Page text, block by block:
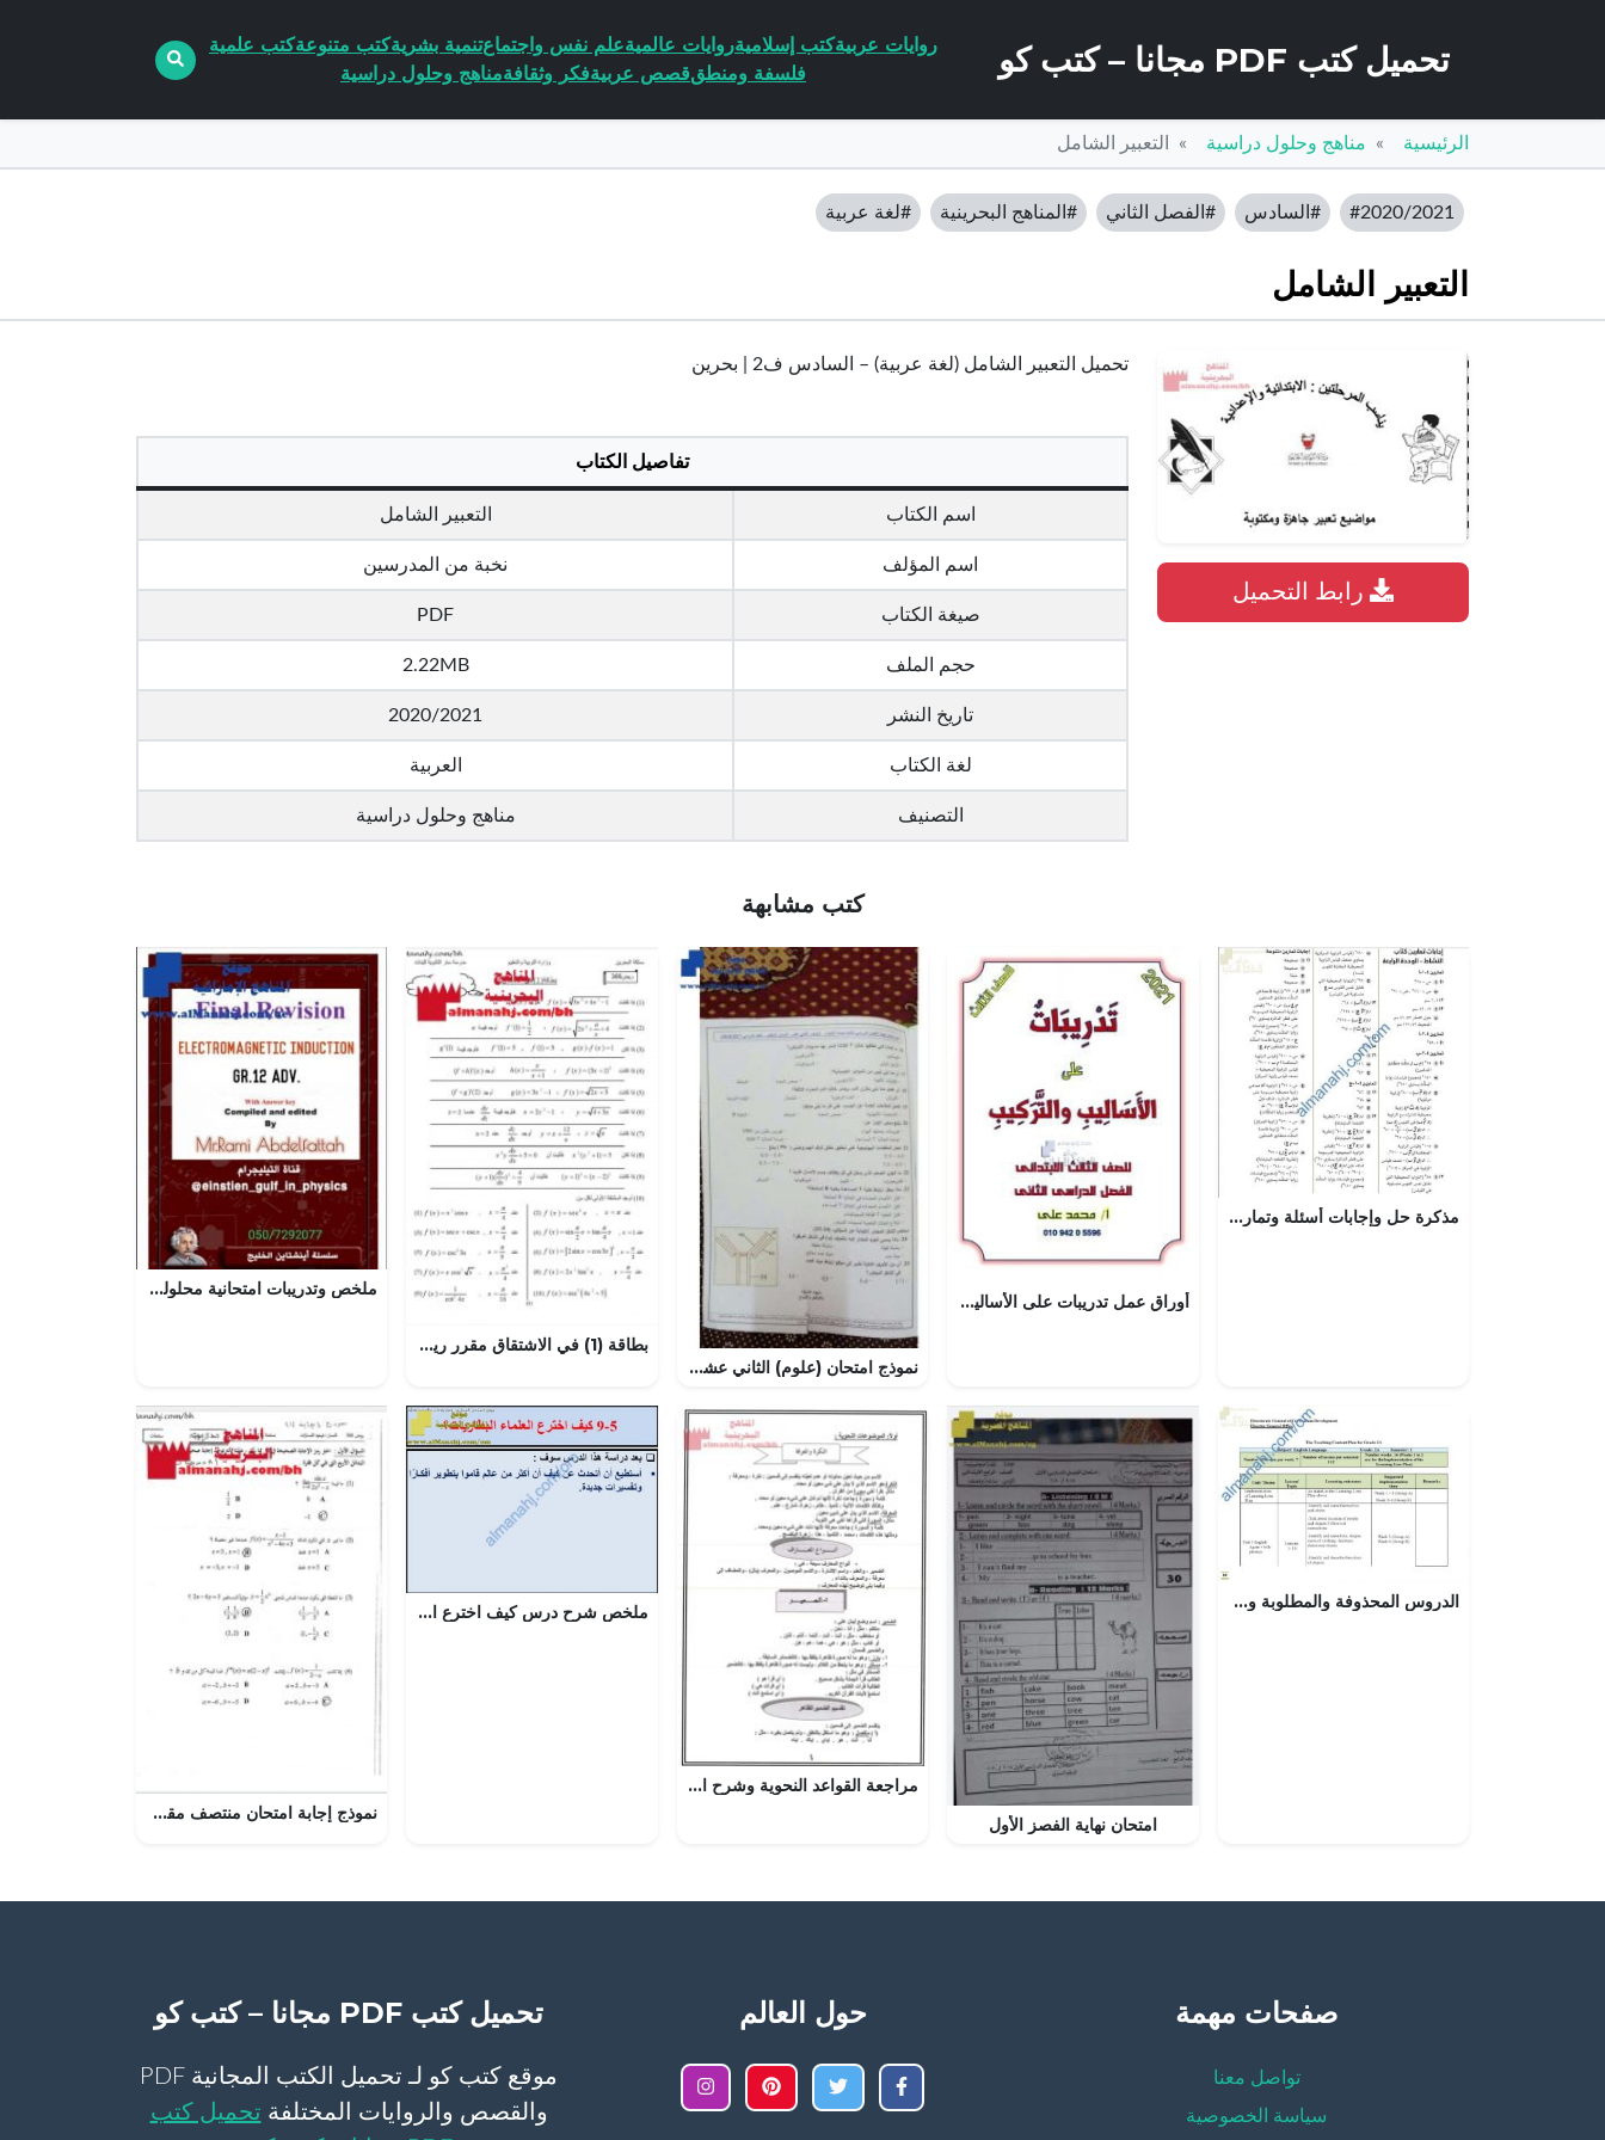
تحميل كتب PDF مجانا – كتب كو روايات عربيةكتب إسلاميةروايات عالميةعلم نفس واجتماعتنمية بشريةكتب متنوعةكتب علمية
فلسفة ومنطققصص عربيةفكر وثقافةمناهج وحلول دراسية
الرئيسية مناهج وحلول دراسية التعبير الشامل
#2020/2021 #السادس #الفصل الثاني #المناهج البحرينية #لغة عربية
التعبير الشامل
تحميل التعبير الشامل (لغة عربية) – السادس ف2 | بحرين
تفاصيل الكتاب
اسم الكتاب التعبير الشامل
اسم المؤلف نخبة من المدرسين
صيغة الكتاب PDF
حجم الملف 2.22MB
تاريخ النشر 2020/2021
لغة الكتاب العربية
التصنيف مناهج وحلول دراسية
كتب مشابهة
مذكرة حل وإجابات أسئلة وتمارين كتاب النشاط في وحدة الدوائر (رياضيات) العاشر
أوراق عمل تدريبات على الأساليب والتراكيب, (لغة عربية) الثالث
نموذج امتحان (علوم) الثاني عشر المتقدم
بطاقة (1) في الاشتقاق مقرر ريض 366
ملخص وتدريبات امتحانية محلولة في الحث الكهرومغناطيسي, (فيزياء) الثاني عشر المتقدم
الدروس المحذوفة والمطلوبة وفق الخطة الدراسية الجديدة (لغة انجليزية) الثاني
امتحان نهاية الفصز الأول
مراجعة القواعد النحوية وشرح القصائد (المخترع – يا وطني) (لغة عربية) السابع
ملخص شرح درس كيف اخترع العلماء البطاريات مع حل الأنشطة (علوم) السادس
نموذج إجابة امتحان منتصف مقرر ريض 366 النموذج الأول (رياضيات) الثالث الثانوي
صفحات مهمة
تواصل معنا
سياسة الخصوصية
حول العالم تحميل كتب PDF مجانا – كتب كو
موقع كتب كو لـ تحميل الكتب المجانية PDF
والقصص والروايات المختلفة تحميل كتب